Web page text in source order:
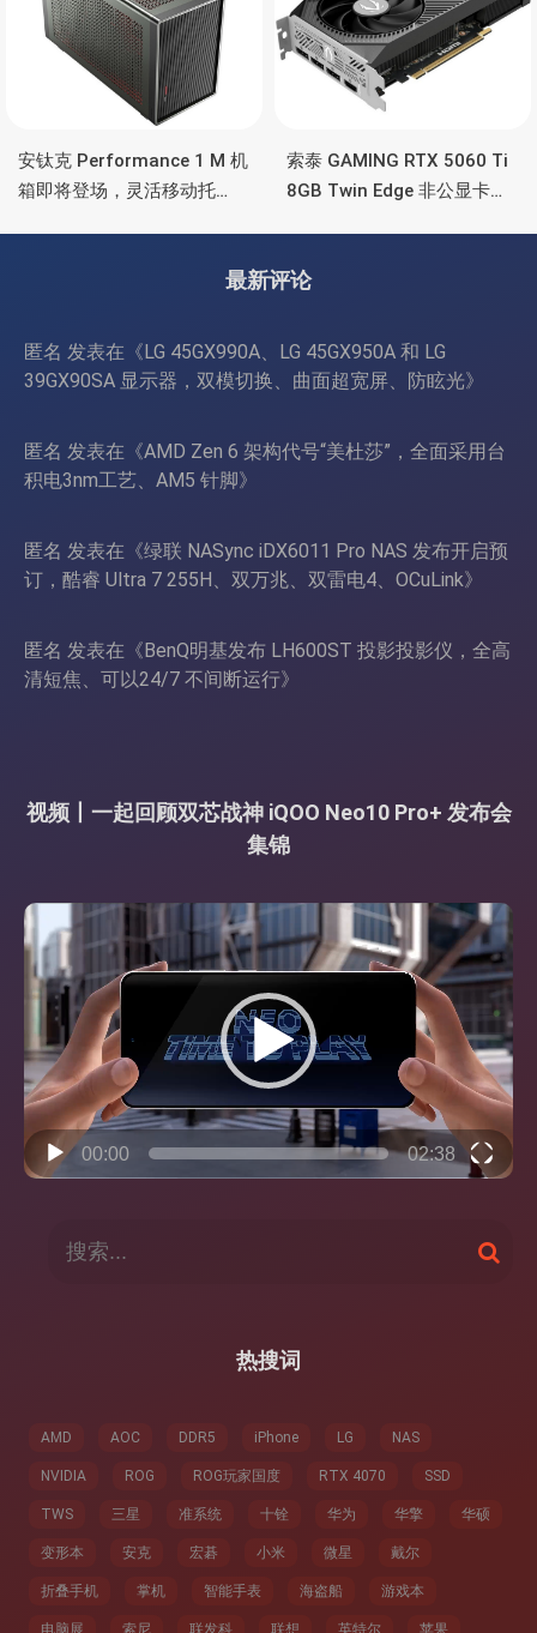
安钛克 Performance 1 M 机
箱即将登场，灵活移动托
索泰 GAMING RTX 5060 Ti
8GB Twin Edge 非公显卡，
最新评论
匿名 发表在《LG 45GX990A、LG 45GX950A 和 LG
39GX90SA 显示器，双模切换、曲面超宽屏、防眩光》
匿名 发表在《AMD Zen 6 架构代号“美杜莎”，全面采用台
积电3nm工艺、AM5 针脚》
匿名 发表在《绿联 NASync iDX6011 Pro NAS 发布开启预
订，酷睿 Ultra 7 255H、双万兆、双雷电4、OCuLink》
匿名 发表在《BenQ明基发布 LH600ST 投影投影仪，全高
清短焦、可以24/7 不间断运行》
视频丨一起回顾双芯战神 iQOO Neo10 Pro+ 发布会
集锦
视
频
播
放
器
00:00 02:38
搜
索
热搜词
AMD AOC DDR5 iPhone LG NAS
NVIDIA ROG ROG玩家国度 RTX 4070 SSD
TWS 三星 准系统 十铨 华为 华擎 华硕
变形本 安克 宏碁 小米 微星 戴尔
折叠手机 掌机 智能手表 海盗船 游戏本